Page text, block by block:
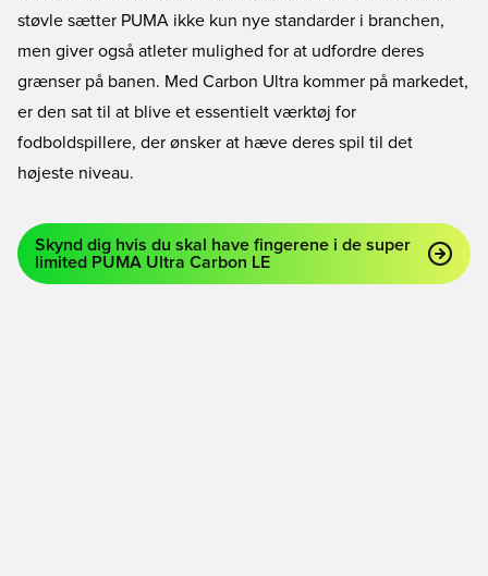
støvle sætter PUMA ikke kun nye standarder i branchen,
men giver også atleter mulighed for at udfordre deres
grænser på banen. Med Carbon Ultra kommer på markedet,
er den sat til at blive et essentielt værktøj for
fodboldspillere, der ønsker at hæve deres spil til det
højeste niveau.
Skynd dig hvis du skal have fingerene i de super
limited PUMA Ultra Carbon LE